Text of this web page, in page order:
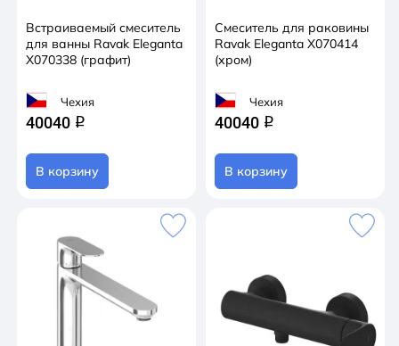
Встраиваемый смеситель
для ванны Ravak Eleganta
X070338 (графит)
Чехия
40040 q
В корзину
Смеситель для раковины
Ravak Eleganta X070414
(хром)
Чехия
40040 q
В корзину